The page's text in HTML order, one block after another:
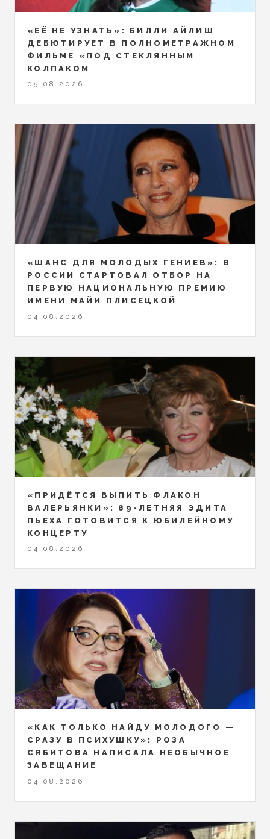
«ЕЁ НЕ УЗНАТЬ»: БИЛЛИ АЙЛИШ
ДЕБЮТИРУЕТ В ПОЛНОМЕТРАЖНОМ
ФИЛЬМЕ «ПОД СТЕКЛЯННЫМ
КОЛПАКОМ
05.08.2026
«ШАНС ДЛЯ МОЛОДЫХ ГЕНИЕВ»: В
РОССИИ СТАРТОВАЛ ОТБОР НА
ПЕРВУЮ НАЦИОНАЛЬНУЮ ПРЕМИЮ
ИМЕНИ МАЙИ ПЛИСЕЦКОЙ
04.08.2026
«ПРИДЁТСЯ ВЫПИТЬ ФЛАКОН
ВАЛЕРЬЯНКИ»: 89-ЛЕТНЯЯ ЭДИТА
ПЬЕХА ГОТОВИТСЯ К ЮБИЛЕЙНОМУ
КОНЦЕРТУ
04.08.2026
«КАК ТОЛЬКО НАЙДУ МОЛОДОГО —
СРАЗУ В ПСИХУШКУ»: РОЗА
СЯБИТОВА НАПИСАЛА НЕОБЫЧНОЕ
ЗАВЕЩАНИЕ
04.08.2026